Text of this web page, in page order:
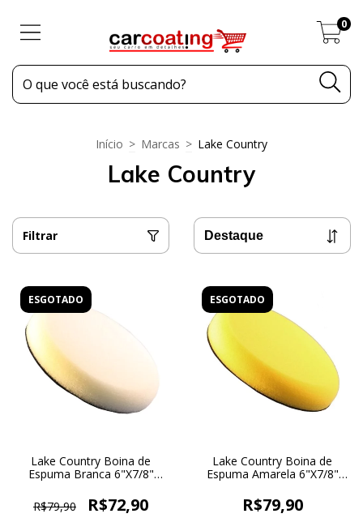
0
Início > Marcas > Lake Country
Lake Country
Filtrar
ESGOTADO
Lake Country Boina de
Espuma Branca 6"X7/8"
R$79,90
R$72,90
ESGOTADO
Lake Country Boina de
Espuma Amarela 6"X7/8"
R$79,90